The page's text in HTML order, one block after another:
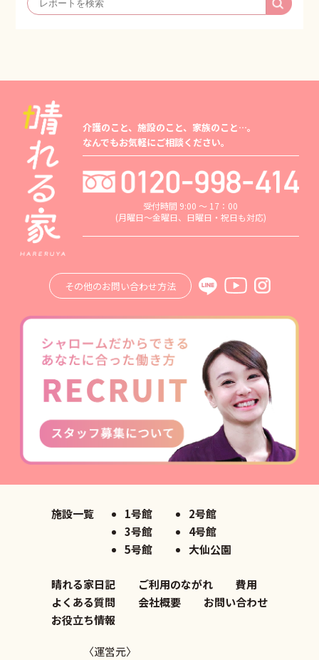
介護のこと、施設のこと、家族のこと…。
なんでもお気軽にご相談ください。
受付時間 9:00 ～ 17：00
(月曜日～金曜日、日曜日・祝日も対応)
その他のお問い合わせ方法
〈運営元〉
施設一覧 1号館
2号館
3号館
4号館
5号館
大仙公園
晴れる家日記 ご利用のながれ
費用
よくある質問
会社概要
お問い合わせ
お役立ち情報